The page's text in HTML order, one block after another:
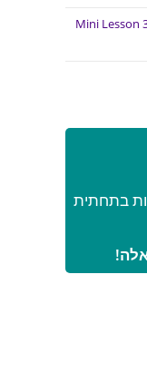
Mini Lesson
בתחתית